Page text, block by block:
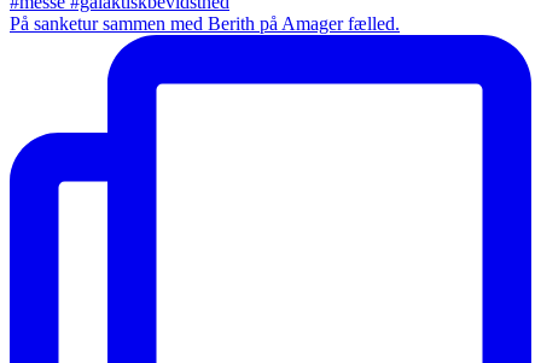
På sanketur sammen med Berith på Amager fælled.